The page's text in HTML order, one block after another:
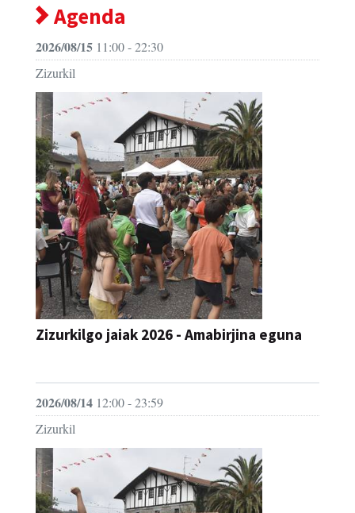
Agenda
2026/08/15 11:00 - 22:30
Zizurkil
Zizurkilgo jaiak 2026 - Amabirjina eguna
2026/08/14 12:00 - 23:59
Zizurkil